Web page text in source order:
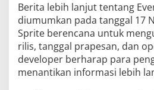
Berita lebih lanjut tentang
diumumkan pada tanggal 17
Sprite berencana untuk
rilis, tanggal prapesan, dan
developer berharap para
menantikan informasi lebih